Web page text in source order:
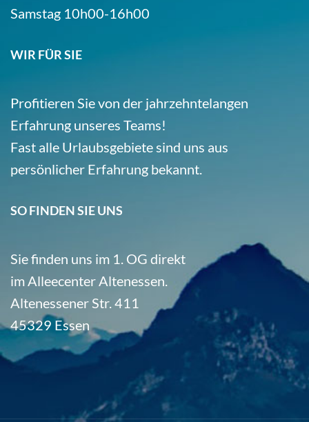
Samstag 10h00-16h00
WIR FÜR SIE
Profitieren Sie von der jahrzehntelangen
Erfahrung unseres Teams!
Fast alle Urlaubsgebiete sind uns aus
persönlicher Erfahrung bekannt.
SO FINDEN SIE UNS
Sie finden uns im 1. OG direkt
im Alleecenter Altenessen.
Altenessener Str. 411
45329 Essen